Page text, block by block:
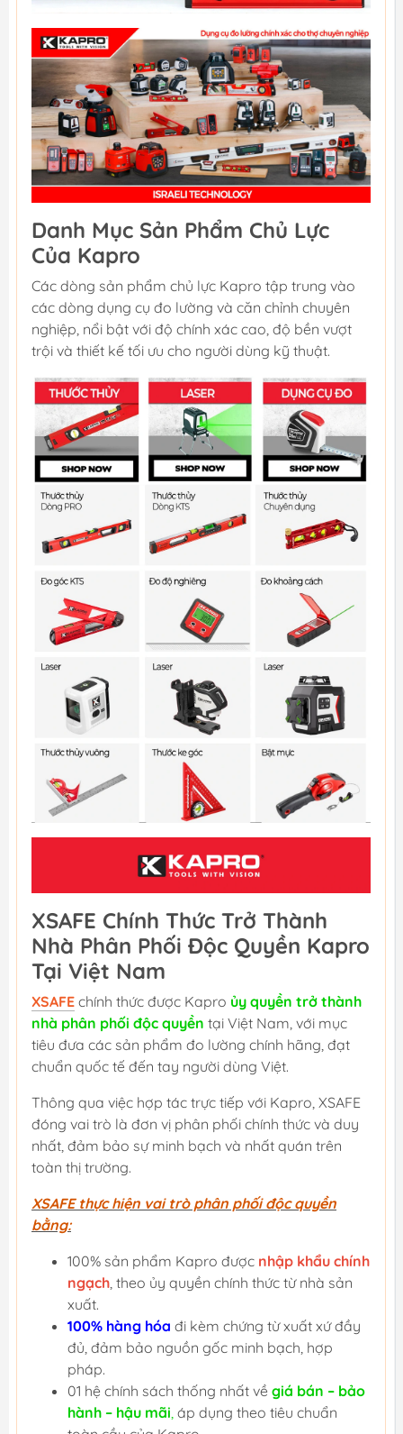
Danh Mục Sản Phẩm Chủ Lực
Của Kapro
Các dòng sản phẩm chủ lực Kapro tập trung vào
các dòng dụng cụ đo lường và căn chỉnh chuyên
nghiệp, nổi bật với độ chính xác cao, độ bền vượt
trội và thiết kế tối ưu cho người dùng kỹ thuật.
XSAFE Chính Thức Trở Thành
Nhà Phân Phối Độc Quyền Kapro
Tại Việt Nam
XSAFE chính thức được Kapro ủy quyền trở thành
nhà phân phối độc quyền tại Việt Nam, với mục
tiêu đưa các sản phẩm đo lường chính hãng, đạt
chuẩn quốc tế đến tay người dùng Việt.
Thông qua việc hợp tác trực tiếp với Kapro, XSAFE
đóng vai trò là đơn vị phân phối chính thức và duy
nhất, đảm bảo sự minh bạch và nhất quán trên
toàn thị trường.
XSAFE thực hiện vai trò phân phối độc quyền
bằng:
100% sản phẩm Kapro được nhập khẩu chính
ngạch , theo ủy quyền chính thức từ nhà sản
xuất.
100% hàng hóa đi kèm chứng từ xuất xứ đầy
đủ, đảm bảo nguồn gốc minh bạch, hợp
pháp.
01 hệ chính sách thống nhất về giá bán – bảo
hành – hậu mãi áp dụng theo tiêu chuẩn